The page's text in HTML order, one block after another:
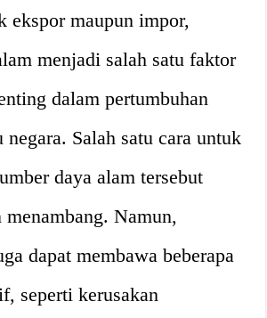
ekspor maupun impor,
menjadi salah satu faktor
dalam pertumbuhan
negara. Salah satu cara untuk
daya alam tersebut
menambang. Namun,
dapat membawa beberapa
seperti kerusakan